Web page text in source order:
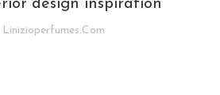
design inspiration
Linizioperfumes.com